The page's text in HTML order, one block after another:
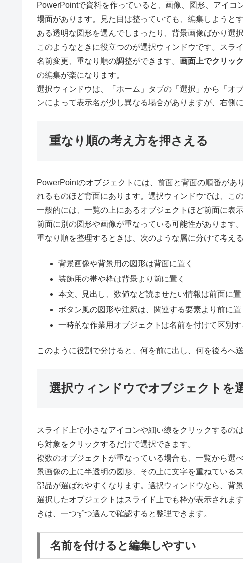
PowerPointで資料を作っていると、画像、図形、アイコ
場面があります。見た目は整っていても、編集しようと
ある透明な図形を選んでしまったり、背景画像ばかり選
このようなときに役立つのが選択ウィンドウです。スラ
名前変更、重なり順の調整ができます。 画面上でクリッ
の編集が楽になります。
選択ウィンドウは、「ホーム」タブの「選択」から「オ
ンによって表示名が少し異なる場合がありますが、右側
重なり順の考え方を押さえる
PowerPointのオブジェクトには、前面と背面の順番があ
れるものほど背面にあります。選択ウィンドウでは、こ
一般的には、一覧の上にあるオブジェクトほど前面に表
前面に別の図形や画像が重なっている可能性があります。
重なり順を整理するときは、次のような層に分けて考え
背景画像や背景用の図形は背面に置く
装飾用の帯や枠は背景より前に置く
本文、見出し、数値など読ませたい情報は前面に置
ボタン風の図形や注釈は、関連する要素より前に置
一時的な作業用オブジェクトは名前を付けて区別す
このように役割で分けると、何を前に出し、何を後ろへ
選択ウィンドウでオブジェクトを
スライド上で小さなアイコンや細い線をクリックするの
ら対象をクリックするだけで選択できます。
複数のオブジェクトが重なっている場合も、一覧から選
景画像の上に半透明の図形、その上に文字を重ねている
部品が選ばれやすくなります。選択ウィンドウなら、背
選択したオブジェクトはスライド上でも枠が表示されま
きは、一つずつ選んで確認すると整理できます。
名前を付けると編集しやすい